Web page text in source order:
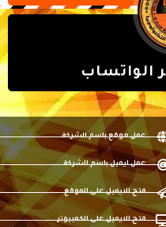
الواتساب
عمل موقع باسم الشركة
عمل ايميل باسم الشركة
فتح الايميل على الموقع
فتح الايميل على الكمبيوتر